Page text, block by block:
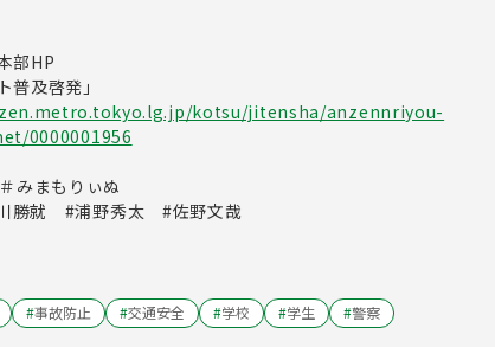
部HP
普及啓発」
kotsu/jitensha/anzennriyou-
0000001956
まもりぃぬ
勝就 #浦野秀太 #佐野文哉
#事故防止 #交通安全 #学校 #学生 #警察